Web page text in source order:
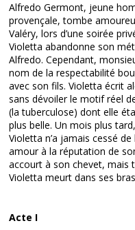
Alfredo Germont, jeune
provençale, tombe
Valéry, lors d’une soirée
Violetta abandonne son
Alfredo. Cependant,
nom de la respectabilité
avec son fils. Violetta écrit
sans dévoiler le motif réel
(la tuberculose) dont elle
plus belle. Un mois plus
Violetta n’a jamais cessé
amour à la réputation de
accourt à son chevet, mais
Violetta meurt dans ses
Acte I